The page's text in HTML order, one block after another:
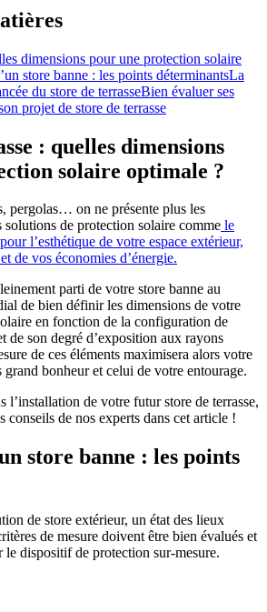
dimensions pour une protection solaire
store banne : les points déterminantsLa
du store de terrasseBien évaluer ses
projet de store de terrasse
: quelles dimensions
solaire optimale ?
pergolas… on ne présente plus les
solutions de protection solaire comme le
l’esthétique de votre espace extérieur,
de vos économies d’énergie.
parti de votre store banne au
de bien définir les dimensions de votre
en fonction de la configuration de
de son degré d’exposition aux rayons
de ces éléments maximisera alors votre
bonheur et celui de votre entourage.
l’installation de votre futur store de terrasse,
conseils de nos experts dans cet article !
store banne : les points
de store extérieur, un état des lieux
de mesure doivent être bien évalués et
dispositif de protection sur-mesure.